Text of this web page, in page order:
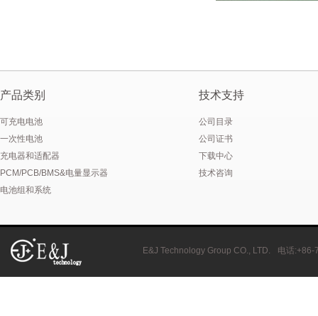
产品类别
可充电电池
一次性电池
充电器和适配器
PCM/PCB/BMS&电量显示器
电池组和系统
技术支持
公司目录
公司证书
下载中心
技术咨询
E&J Technology Group CO., LTD. 电话:+86-